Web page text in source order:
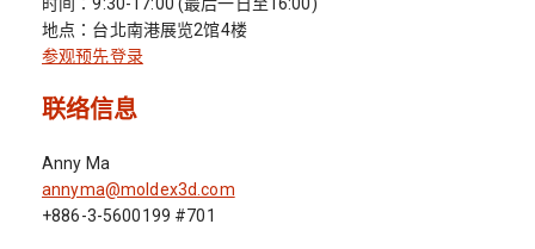
时间：9:30-17:00 (最后一日至16:00)
地点：台北南港展览2馆4楼
参观预先登录
联络信息
Anny Ma
annyma@moldex3d.com
+886-3-5600199 #701